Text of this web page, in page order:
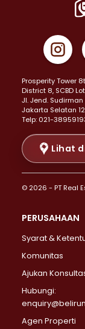
Properti
Properti Dijual
Properti Dijual
Properti Dijual di
Properti Dijual
Properti Dijual di
Properti Dijual di
Properti Dijual di
Properti Dijual di
Properti Dijual
Properti
Properti Dijual di
Properti Dijual
Properti Dijual
Properti Dijual
Properti Dijual
Properti Dijual
Prosperity Tower
District 8, SCBD
JI. Jend.
Jakarta Selatan
Telp: 021-
Lihat
© 2026 - PT Real
PERUSAHAAN
Syarat &
Komunitas
Ajukan
Hubungi:
Agen Properti